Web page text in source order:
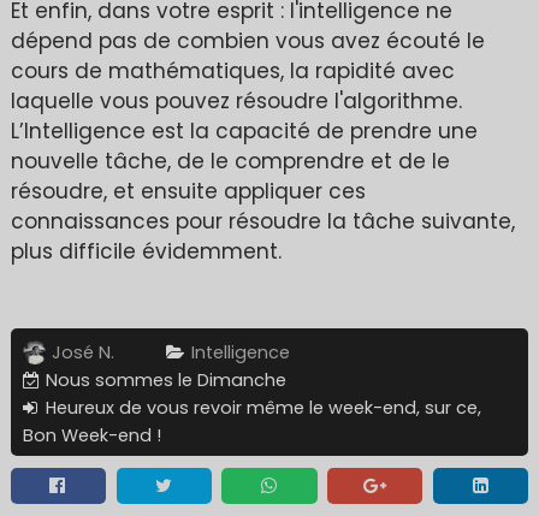
Et enfin, dans votre esprit : l'intelligence ne
dépend pas de combien vous avez écouté le
cours de mathématiques, la rapidité avec
laquelle vous pouvez résoudre l'algorithme.
L’Intelligence est la capacité de prendre une
nouvelle tâche, de le comprendre et de le
résoudre, et ensuite appliquer ces
connaissances pour résoudre la tâche suivante,
plus difficile évidemment.
José N.
Intelligence
Nous sommes le Dimanche
Heureux de vous revoir même le week-end, sur ce,
Bon Week-end !